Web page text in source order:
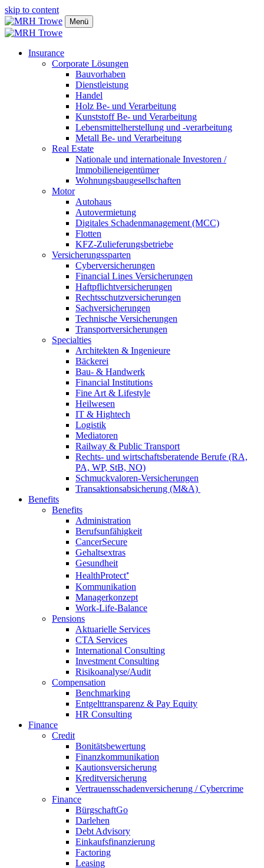
skip to content
Menü
Insurance
Corporate Lösungen
Bauvorhaben
Dienstleistung
Handel
Holz Be- und Verarbeitung
Kunststoff Be- und Verarbeitung
Lebensmittelherstellung und -verarbeitung
Metall Be- und Verarbeitung
Real Estate
Nationale und internationale Investoren /
Immobilieneigentümer
Wohnungsbaugesellschaften
Motor
Autohaus
Autovermietung
Digitales Schadenmanagement (MCC)
Flotten
KFZ-Zulieferungsbetriebe
Versicherungssparten
Cyberversicherungen
Financial Lines Versicherungen
Haftpflichtversicherungen
Rechtsschutzversicherungen
Sachversicherungen
Technische Versicherungen
Transportversicherungen
Specialties
Architekten & Ingenieure
Bäckerei
Bau- & Handwerk
Financial Institutions
Fine Art & Lifestyle
Heilwesen
IT & Hightech
Logistik
Mediatoren
Railway & Public Transport
Rechts- und wirtschaftsberatende Berufe (RA,
PA, WP, StB, NO)
Schmuckvaloren-Versicherungen
Transaktionsabsicherung (M&A)
Benefits
Benefits
Administration
Berufsunfähigkeit
CancerSecure
Gehaltsextras
Gesundheit
HealthProtect⁺
Kommunikation
Managerkonzept
Work-Life-Balance
Pensions
Aktuarielle Services
CTA Services
International Consulting
Investment Consulting
Risikoanalyse/Audit
Compensation
Benchmarking
Entgelttransparenz & Pay Equity
HR Consulting
Finance
Credit
Bonitätsbewertung
Finanzkommunikation
Kautionsversicherung
Kreditversicherung
Vertrauensschadenversicherung / Cybercrime
Finance
BürgschaftGo
Darlehen
Debt Advisory
Einkaufsfinanzierung
Factoring
Leasing